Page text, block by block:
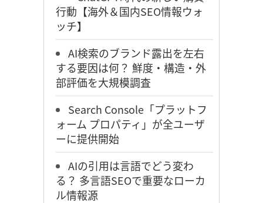
行動【海外＆国内SEO情報ウォ
ッチ】
AI検索のブランド露出を左右
する要因は何？ 鮮度・構造・外
部評価を大規模調査
Search Console「プラットフ
ォーム プロパティ」が全ユーザ
ーに提供開始
AIの引用は言語でどう変わ
る？ 多言語SEOで重要なローカ
ル情報源